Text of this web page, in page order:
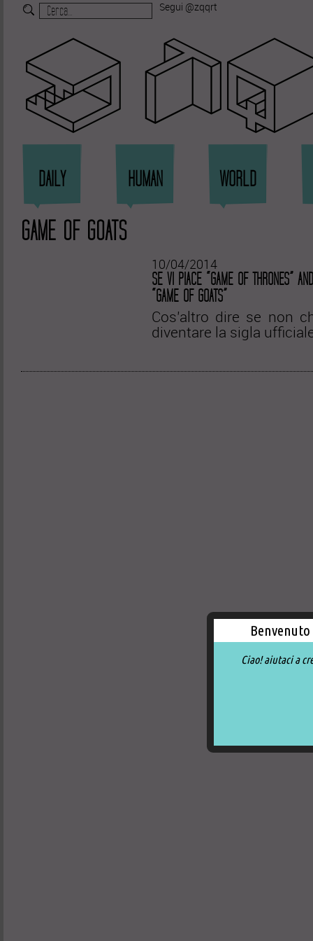
Segui @zqqrt
DAILY HUMAN WORLD
GAME OF GOATS
10/04/2014
SE VI PIACE “GAME OF THRONES”
“GAME OF GOATS”
Cos’altro dire se non
diventare la sigla
Ciao! aiutaci a